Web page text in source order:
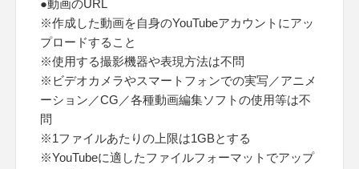
●動画のURL
※作成した動画を自身のYouTubeアカウントにアッ
プロードすること
※使用する撮影機器や表現方法は不問
※ビデオカメラやスマートフォンでの実写／アニメ
ーション／CG／各種動画編集ソフトの使用等は不
問
※1ファイルあたりの上限は1GBとする
※YouTubeに適したファイルフォーマットでアップ